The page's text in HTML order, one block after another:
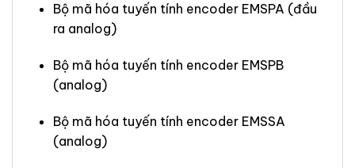
Bộ mã hóa tuyến tính encoder EMSPA (đầu
ra analog)
Bộ mã hóa tuyến tính encoder EMSPB
(analog)
Bộ mã hóa tuyến tính encoder EMSSA
(analog)